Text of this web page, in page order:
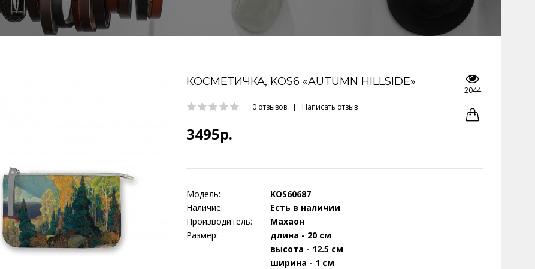
КОСМЕТИЧКА, KOS6 «AUTUMN HILLSIDE»
0 отзывов | Написать отзыв
3495р.
2044
Модель:
KOS60687
Наличие:
Есть в наличии
Производитель:
Махаон
Размер:
длина - 20 см
высота - 12.5 см
ширина - 1 см